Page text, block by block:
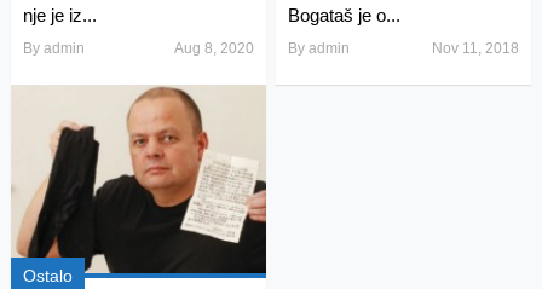
nje je iz...
By admin Aug 8, 2020
Bogataš je o...
Byadmin Nov 11, 2018
Ostalo